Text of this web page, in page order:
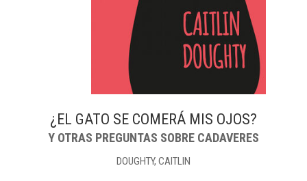
¿EL GATO SE COMERÁ MIS OJOS?
Y OTRAS PREGUNTAS SOBRE CADAVERES
DOUGHTY, CAITLIN